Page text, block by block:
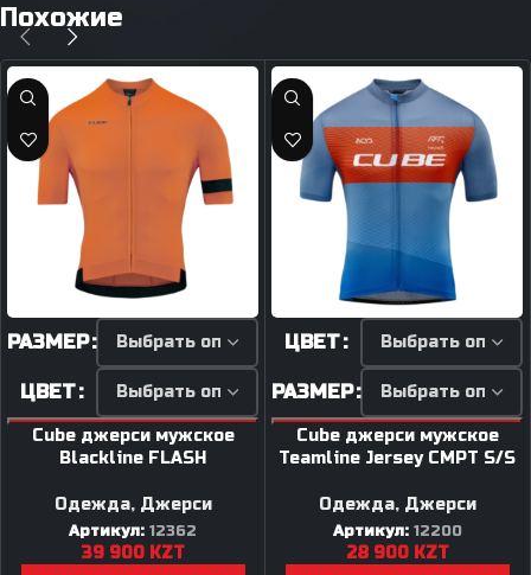
Похожие
РАЗМЕР
ЦВЕТ
Cube джерси мужское
Blackline FLASH
Одежда, Джерси
Артикул: 12362
39 900 KZT
ЦВЕТ
РАЗМЕР
Cube джерси мужское
Teamline Jersey CMPT S/S
Одежда, Джерси
Артикул: 12200
28 900 KZT